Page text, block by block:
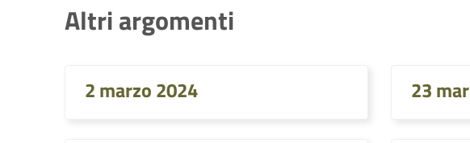
Altri argomenti
2 marzo 2024 23